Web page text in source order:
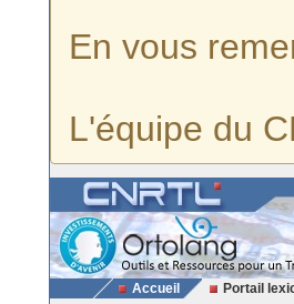
En vous
L'équipe du
Accueil Portail